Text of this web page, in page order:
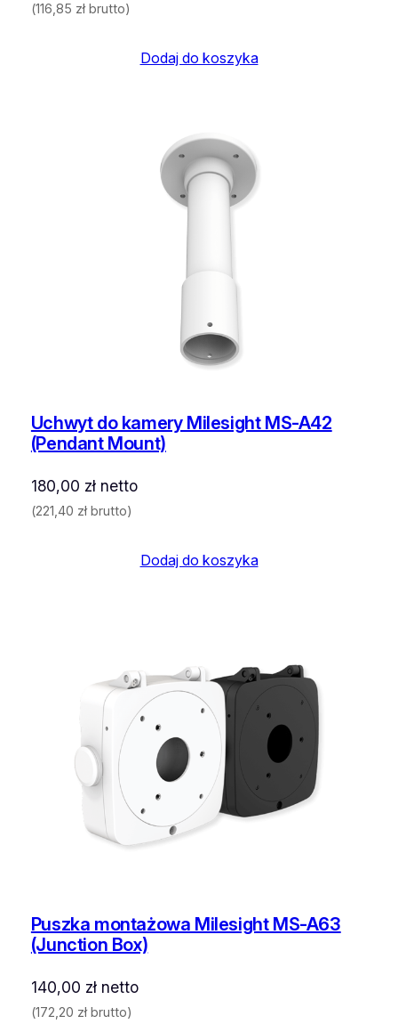
(116,85 złbrutto)
Dodaj do koszyka
Uchwyt do kamery Milesight MS-A42
(Pendant Mount)
180,00 złnetto
(221,40 złbrutto)
Dodaj do koszyka
Puszka montażowa Milesight MS-A63
(Junction Box)
140,00 złnetto
(172,20 złbrutto)